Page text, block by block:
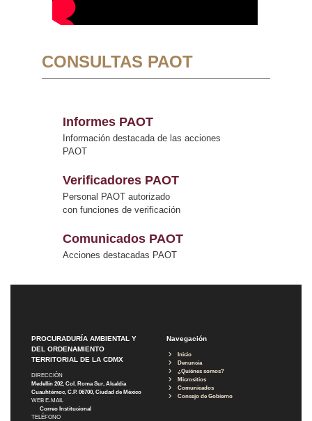
CONSULTAS PAOT
Informes PAOT
Información destacada de las acciones
PAOT
Verificadores PAOT
Personal PAOT autorizado
con funciones de verificación
Comunicados PAOT
Acciones destacadas PAOT
PROCURADURÍA AMBIENTAL Y
DEL ORDENAMIENTO
TERRITORIAL DE LA CDMX
DIRECCIÓN
Medellín 202, Col. Roma Sur, Alcaldía
Cuauhtémoc, C.P. 06700, Ciudad de México
WEB E-MAIL
Correo Institucional
TELÉFONO
Navegación
Inicio
Denuncia
¿Quiénes somos?
Micrositios
Comunicados
Consejo de Gobierno